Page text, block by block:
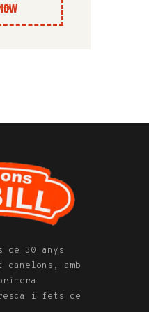
de 30 anys
amb
i fets de